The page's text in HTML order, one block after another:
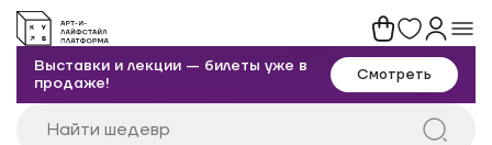
Выставки и лекции — билеты уже в
продаже!
Смотреть